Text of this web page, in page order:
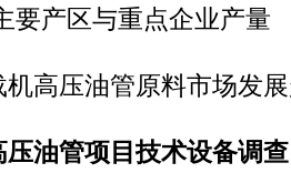
与重点企业产量
压油管原料市场发展
油管项目技术设备调查